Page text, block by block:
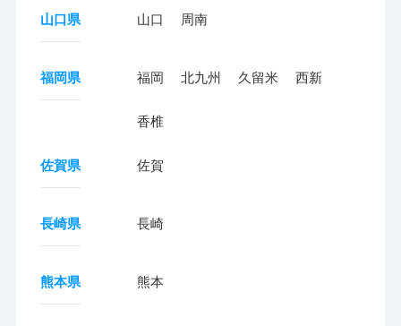
山口県 山口 周南
福岡県 福岡 北九州 久留米 西新
香椎
佐賀県 佐賀
長崎県 長崎
熊本県 熊本